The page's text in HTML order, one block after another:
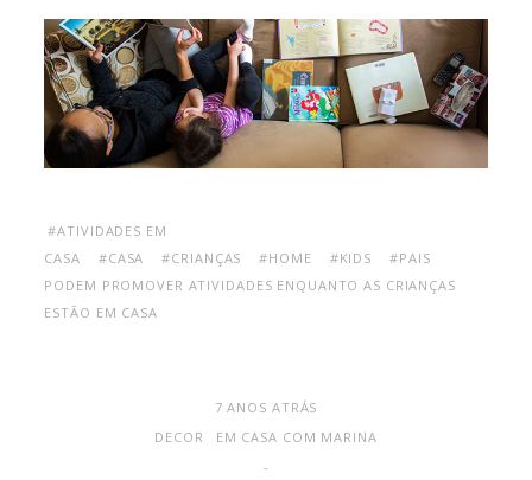
#ATIVIDADES EM
CASA
#CASA #CRIANÇAS #HOME #KIDS
#PAIS
PODEM PROMOVER ATIVIDADES ENQUANTO AS CRIANÇAS
ESTÃO EM CASA
7 ANOS ATRÁS
DECOR
EM CASA COM MARINA
-